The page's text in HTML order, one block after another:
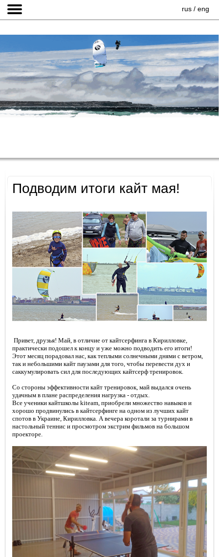
rus / eng
Подводим итоги кайт мая!
Привет, друзья! Май, в отличие от кайтсерфинга в Кирилловке,
практически подошел к концу и уже можно подводить его итоги!
Этот месяц порадовал нас, как теплыми солнечными днями с ветром,
так и небольшими кайт паузами для того, чтобы перевести дух и
саккумулировать сил для последующих кайтсерф тренировок.
Со стороны эффективности кайт тренировок, май выдался очень
удачным в плане распределения нагрузка - отдых.
Все ученики кайтшколы kiteam, приобрели множество навыков и
хорошо продвинулись в кайтсерфинге на одном из лучших кайт
спотов в Украине, Кирилловка. А вечера коротали за турнирами в
настольный теннис и просмотром экстрим фильмов на большом
проекторе.